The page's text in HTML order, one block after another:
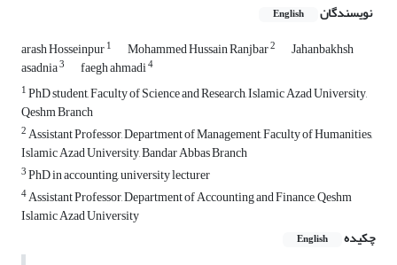
نویسندگان English
arash Hosseinpur1 Mohammed Hussain Ranjbar2 Jahanbakhsh
asadnia3 faegh ahmadi4
1PhD student, Faculty of Science and Research, Islamic Azad University,
Qeshm Branch
2Assistant Professor, Department of Management, Faculty of Humanities,
Islamic Azad University, Bandar Abbas Branch
3PhD in accounting, university lecturer
4Assistant Professor, Department of Accounting and Finance, Qeshm
Islamic Azad University
چکیده
English